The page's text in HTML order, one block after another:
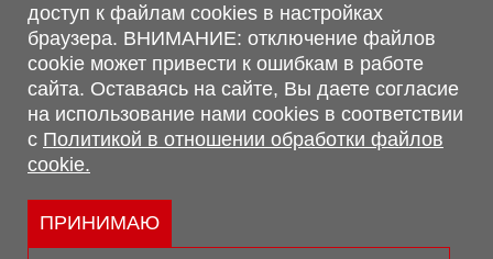
г. Брест, ул. Лейтенанта Рябцева, 108 В, 224701
Обращаем Ваше внимание, что вся предоставленная на сайте
информация, касающаяся комплектаций, технических
характеристик, цветовых сочетаний, а также стоимости и
сервисного обслуживания носит информационный характер и
не является публичной офертой, определяемой п.2 ст.407
Гражданского кодекса Республики Беларусь.
Политика обработки персональных данных
Политикой в отношении обработки файлов cookie.
доступ к файлам cookies в настройках
браузера. ВНИМАНИЕ: отключение файлов
cookie может привести к ошибкам в работе
сайта. Оставаясь на сайте, Вы даете согласие
на использование нами cookies в соответствии
с Политикой в отношении обработки файлов
cookie.
ПРИНИМАЮ